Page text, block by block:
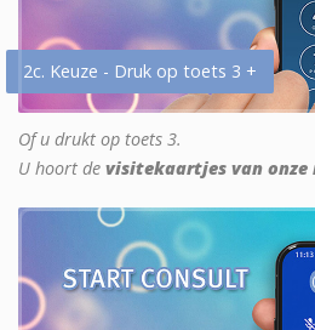
2c. Keuze - Druk op toets 3 +
Of u drukt op toets 3.
U hoort de visitekaartjes van onze